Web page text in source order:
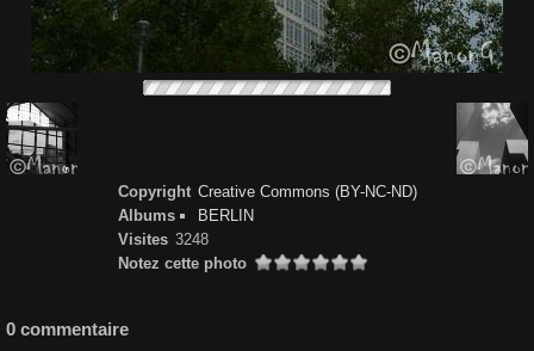
Copyright Creative Commons (BY-NC-ND)
Albums
BERLIN
Visites 3248
Notez cette photo
0 commentaire